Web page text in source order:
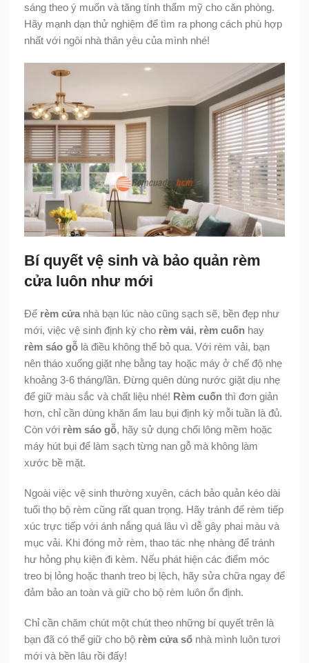
sáng theo ý muốn và tăng tính thẩm mỹ cho căn phòng.
Hãy mạnh dạn thử nghiệm để tìm ra phong cách phù hợp
nhất với ngôi nhà thân yêu của mình nhé!
Bí quyết vệ sinh và bảo quản rèm
cửa luôn như mới
Để rèm cửa nhà bạn lúc nào cũng sạch sẽ, bền đẹp như
mới, việc vệ sinh định kỳ cho rèm vải, rèm cuốn hay
rèm sáo gỗ là điều không thể bỏ qua. Với rèm vải, bạn
nên tháo xuống giặt nhẹ bằng tay hoặc máy ở chế độ nhẹ
khoảng 3-6 tháng/lần. Đừng quên dùng nước giặt dịu nhẹ
để giữ màu sắc và chất liệu nhé! Rèm cuốn thì đơn giản
hơn, chỉ cần dùng khăn ẩm lau bụi định kỳ mỗi tuần là đủ.
Còn với rèm sáo gỗ, hãy sử dụng chổi lông mềm hoặc
máy hút bụi để làm sạch từng nan gỗ mà không làm
xước bề mặt.
Ngoài việc vệ sinh thường xuyên, cách bảo quản kéo dài
tuổi thọ bộ rèm cũng rất quan trọng. Hãy tránh để rèm tiếp
xúc trực tiếp với ánh nắng quá lâu vì dễ gây phai màu và
mục vải. Khi đóng mở rèm, thao tác nhẹ nhàng để tránh
hư hỏng phụ kiện đi kèm. Nếu phát hiện các điểm móc
treo bị lỏng hoặc thanh treo bị lệch, hãy sửa chữa ngay để
đảm bảo an toàn và giữ cho bộ rèm luôn ổn định.
Chỉ cần chăm chút một chút theo những bí quyết trên là
bạn đã có thể giữ cho bộ rèm cửa sổ nhà mình luôn tươi
mới và bền lâu rồi đấy!